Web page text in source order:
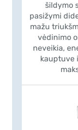
šildymo
pasižymi
mažu
vėdinimo
neveikia,
kauptuve